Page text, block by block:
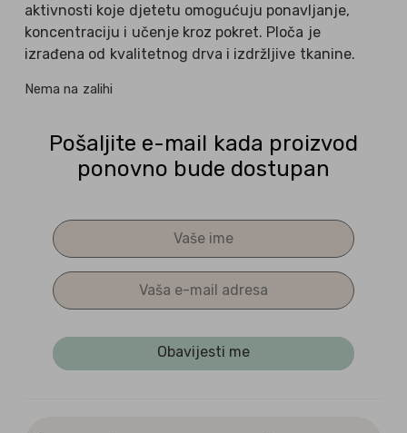
aktivnosti koje djetetu omogućuju ponavljanje,
koncentraciju i učenje kroz pokret. Ploča je
izrađena od kvalitetnog drva i izdržljive tkanine.
Nema na zalihi
Pošaljite e-mail kada proizvod
ponovno bude dostupan